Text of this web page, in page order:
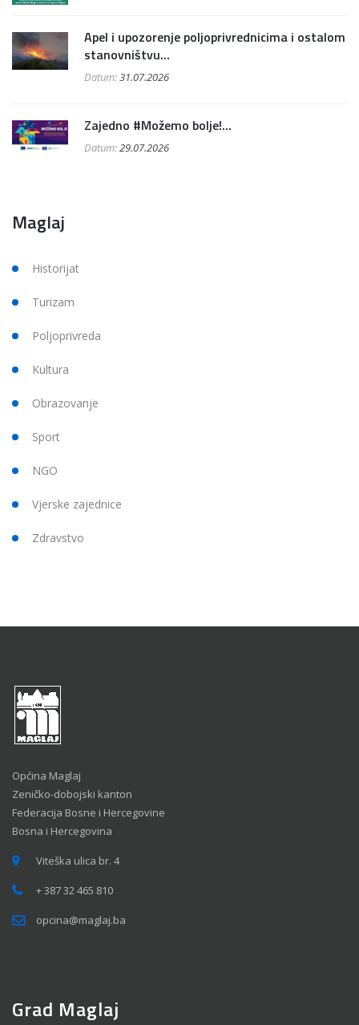
Apel i upozorenje poljoprivrednicima i ostalom
stanovništvu...
Datum:31.07.2026
Zajedno #Možemo bolje!...
Datum:29.07.2026
Maglaj
Historijat
Turizam
Poljoprivreda
Kultura
Obrazovanje
Sport
NGO
Vjerske zajednice
Zdravstvo
Općina Maglaj
Zeničko-dobojski kanton
Federacija Bosne i Hercegovine
Bosna i Hercegovina
Viteška ulica br. 4
+ 387 32 465 810
opcina@maglaj.ba
Grad Maglaj